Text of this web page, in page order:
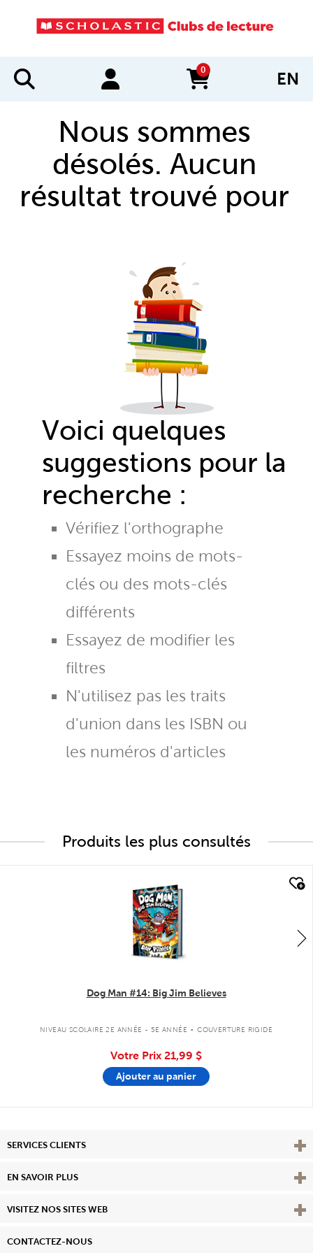
0
items in cart EN
Nous sommes
désolés. Aucun
résultat trouvé pour
Voici quelques
suggestions pour la
recherche :
Vérifiez l'orthographe
Essayez moins de mots-
clés ou des mots-clés
différents
Essayez de modifier les
filtres
N'utilisez pas les traits
d'union dans les ISBN ou
les numéros d'articles
Produits les plus consultés
Dog Man #14: Big Jim Believes
NIVEAU SCOLAIRE 2E ANNÉE - 5E ANNÉE . COUVERTURE RIGIDE
Votre Prix 21,99 $
Ajouter au panier
SERVICES CLIENTS
EN SAVOIR PLUS View
VISITEZ NOS SITES WEB
CONTACTEZ-NOUS